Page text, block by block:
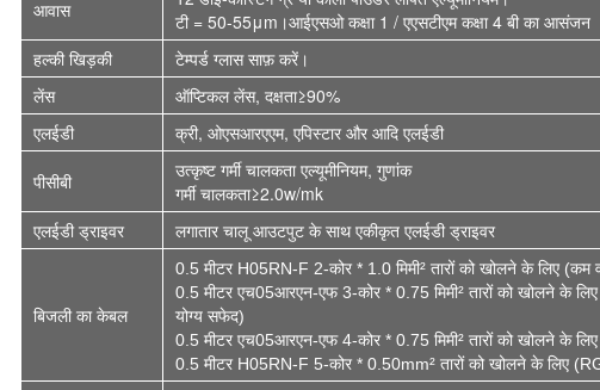
आवास
टी = 50-55μm।आईएसओ कक्षा 1 / एएसटीएम कक्षा 4 बी का आसंजन
हल्की खिड़की
टेम्पर्ड ग्लास साफ़ करें।
लेंस
ऑप्टिकल लेंस, दक्षता≥90%
एलईडी
क्री, ओएसआरएएम, एपिस्टार और आदि एलईडी
पीसीबी
उत्कृष्ट गर्मी चालकता एल्यूमीनियम, गुणांक
गर्मी चालकता≥2.0w/mk
एलईडी ड्राइवर
लगातार चालू आउटपुट के साथ एकीकृत एलईडी ड्राइवर
बिजली का केबल
0.5 मीटर H05RN-F 2-कोर * 1.0 मिमी² तारों को खोलने के लिए (कम
0.5 मीटर एच05आरएन-एफ 3-कोर * 0.75 मिमी² तारों को खोलने के
योग्य सफेद)
0.5 मीटर एच05आरएन-एफ 4-कोर * 0.75 मिमी² तारों को खोलने के
0.5 मीटर H05RN-F 5-कोर * 0.50mm² तारों को खोलने के लिए